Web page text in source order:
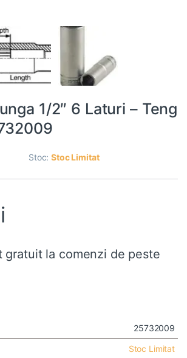
1/2″ 6 Laturi – Teng
Stoc:Stoc Limitat
gratuit la comenzi de peste
25732009
Stoc Limitat